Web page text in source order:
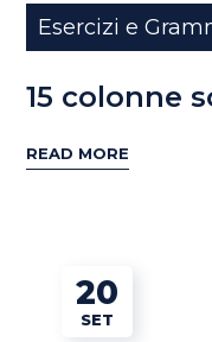
Esercizi e
15 colonne
READ MORE
20
SET